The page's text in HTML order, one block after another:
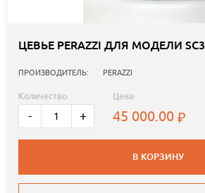
ЦЕВЬЕ PERAZZI ДЛЯ МОДЕЛИ SC3
ПРОИЗВОДИТЕЛЬ: PERAZZI
Количество:
- +
Цена:
45 000.00
В КОРЗИНУ